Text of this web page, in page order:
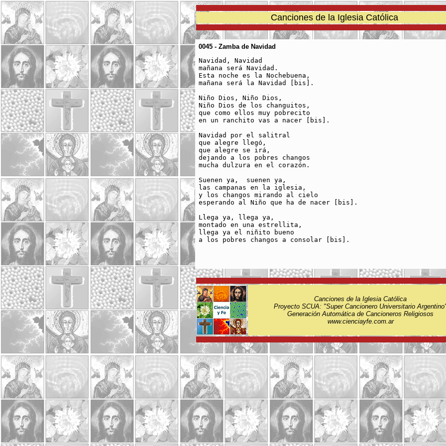
Canciones de la Iglesia Católica
0045 - Zamba de Navidad
Navidad, Navidad
mañana será Navidad.
Esta noche es la Nochebuena,
mañana será la Navidad [bis].
Niño Dios, Niño Dios,
Niño Dios de los changuitos,
que como ellos muy pobrecito
en un ranchito vas a nacer [bis].
Navidad por el salitral
que alegre llegó,
que alegre se irá,
dejando a los pobres changos
mucha dulzura en el corazón.
Suenen ya,  suenen ya,
las campanas en la iglesia,
y los changos mirando al cielo
esperando al Niño que ha de nacer [bis].
Llega ya, llega ya,
montado en una estrellita,
llega ya el niñito bueno
a los pobres changos a consolar [bis].
Canciones de la Iglesia Católica
Proyecto SCUA: "Super Cancionero Universitario
Generación Automática de Cancioneros Religiosos
www.cienciayfe.com.ar